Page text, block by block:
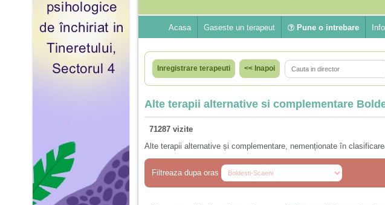
Acasa Gaseste un terapeut Pune o intrebare
Inregistrare terapeuti << Inapoi
Alte terapii alternative si complementare
71287 vizite
Alte terapii alternative și complementare, nemenționate în
Filtreaza dupa oras